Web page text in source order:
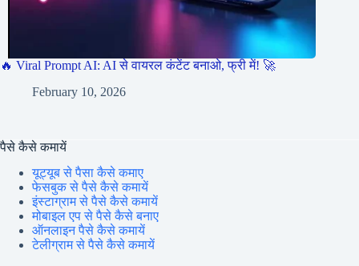
🔥 Viral Prompt AI: AI से वायरल कंटेंट बनाओ, फ्री में! 🚀
February 10, 2026
पैसे कैसे कमायें
यूट्यूब से पैसा कैसे कमाए
फेसबुक से पैसे कैसे कमायें
इंस्टाग्राम से पैसे कैसे कमायें
मोबाइल एप से पैसे कैसे बनाए
ऑनलाइन पैसे कैसे कमायें
टेलीग्राम से पैसे कैसे कमायें